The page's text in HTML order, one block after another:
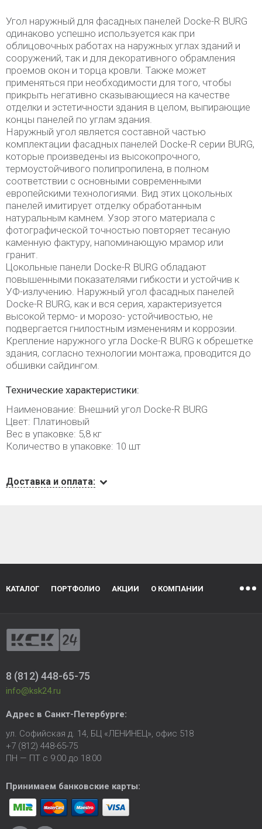
Угол наружный для фасадных панелей Docke-R BURG
одинаково успешно используется как при
облицовочных работах на наружных углах зданий и
сооружений, так и для декоративного обрамления
проемов окон и торца кровли. Также может
применяться при необходимости для того, чтобы
прикрыть негативно сказывающиеся на качестве
отделки и эстетичности здания в целом, выпирающие
концы панелей по углам здания.
Наружный угол является составной частью
комплектации фасадных панелей Docke-R серии BURG,
которые произведены из высокопрочного,
термоустойчивого полипропилена, в полном
соответствии с основными современными
европейскими технологиями. Вид этих цокольных
панелей имитирует отделку обработанным
натуральным камнем. Узор этого материала с
фотографической точностью повторяет тесаную
каменную фактуру, напоминающую мрамор или
гранит.
Цокольные панели Docke-R BURG обладают
повышенными показателями гибкости и устойчив к
УФ-излучению. Наружный угол фасадных панелей
Docke-R BURG, как и вся серия, характеризуется
высокой термо- и морозо- устойчивостью, не
подвергается гнилостным изменениям и коррозии.
Крепление наружного угла Docke-R BURG к обрешетке
здания, согласно технологии монтажа, проводится до
обшивки сайдингом.
Технические характеристики:
Наименование: Внешний угол Docke-R BURG
Цвет: Платиновый
Вес в упаковке: 5,8 кг
Количество в упаковке: 10 шт
Доставка и оплата:
КАТАЛОГ ПОРТФОЛИО АКЦИИ О КОМПАНИИ
8 (812) 448-65-75
info@ksk24.ru
Адрес в Санкт-Петербурге:
ул. Софийская д. 14, БЦ «ЛЕНИНЕЦ», офис 518
+7 (812) 448-65-75
ПН — ПТ с 9:00 до 18:00
Принимаем банковские карты: